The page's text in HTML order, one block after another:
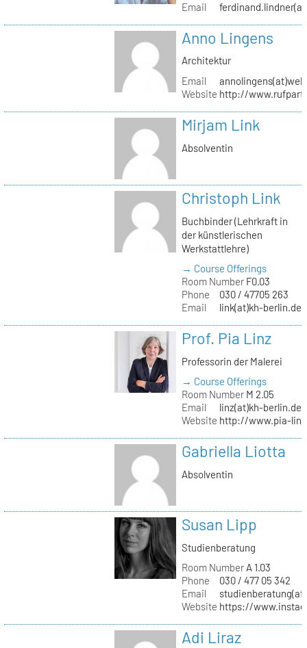
Email
Anno Lingens
Architektur
Email
Website http://
Mirjam Link
Absolventin
Christoph Link
Buchbinder (Lehrkraft in
der künstlerischen
Werkstattlehre)
→ Course Offerings
Room NumberF0.03
Phone
030 / 47705 263
Email
link(at)kh-berlin.de
Prof. Pia Linz
Professorin der Malerei
→ Course Offerings
Room NumberM 2.05
Email
linz(at)kh-berlin.de
Website http://www.pia-
Gabriella Liotta
Absolventin
Susan Lipp
Studienberatung
Room NumberA 1.03
Phone
030 / 477 05 342
Email
Website https://
Adi Liraz